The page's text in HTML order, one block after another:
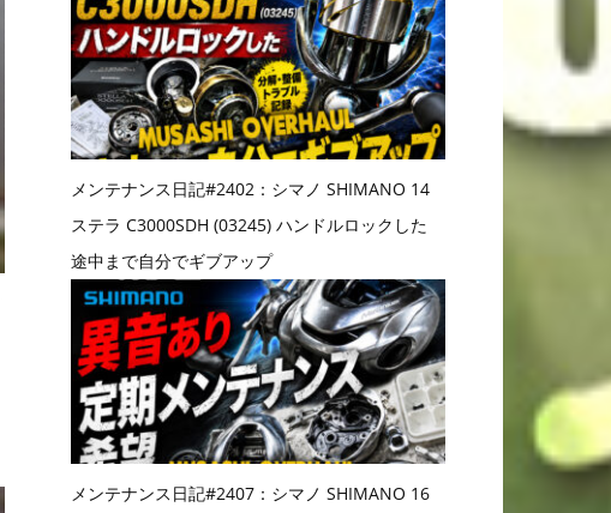
メンテナンス日記#2402：シマノ SHIMANO 14
ステラ C3000SDH (03245) ハンドルロックした
途中まで自分でギブアップ
メンテナンス日記#2407：シマノ SHIMANO 16